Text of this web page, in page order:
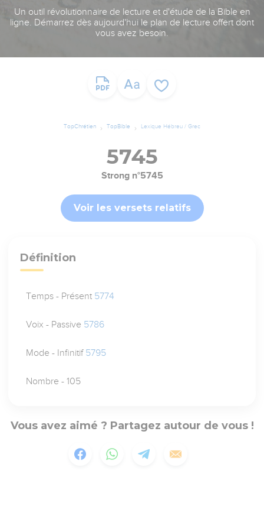
Un outil révolutionnaire de lecture et d'étude de la Bible en
ligne. Démarrez dès aujourd'hui le plan de lecture offert dont
vous avez besoin.
TopChrétien TopBible Lexique Hébreu / Grec
5745
Strong n°5745
Voir les versets relatifs
Définition
Temps - Présent 5774
Voix - Passive 5786
Mode - Infinitif 5795
Nombre - 105
Vous avez aimé ? Partagez autour de vous !